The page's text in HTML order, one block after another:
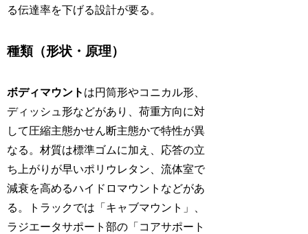
る伝達率を下げる設計が要る。
種類（形状・原理）
ボディマウント は円筒形やコニカル形、
ディッシュ形などがあり、荷重方向に対
して圧縮主態かせん断主態かで特性が異
なる。材質は標準ゴムに加え、応答の立
ち上がりが早いポリウレタン、流体室で
減衰を高めるハイドロマウントなどがあ
る。トラックでは「キャブマウント」、
ラジエータサポート部の「コアサポート